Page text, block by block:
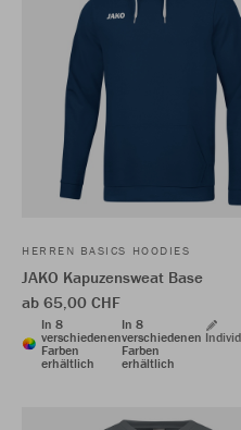
HERREN BASICS HOODIES
JAKO Kapuzensweat Base
ab 65,00 CHF
In 8
verschiedenen
Farben
erhältlich
In 8
verschiedenen
Farben
erhältlich